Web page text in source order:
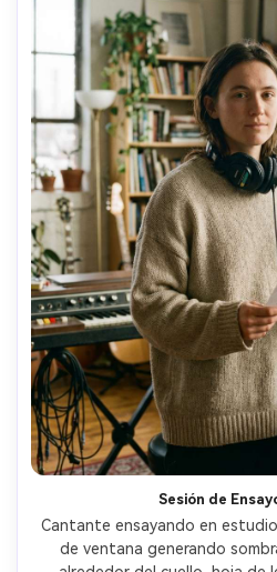
Sesión de
Cantante ensayando en
de ventana generando